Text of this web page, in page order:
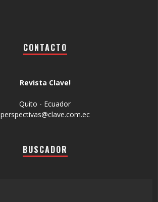
CONTACTO
Revista Clave!
Quito - Ecuador
perspectivas@clave.com.ec
BUSCADOR